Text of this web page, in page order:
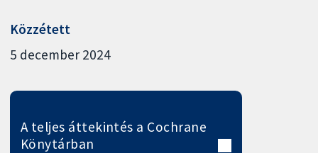
Közzétett
5 december 2024
A teljes áttekintés a Cochrane
Könytárban